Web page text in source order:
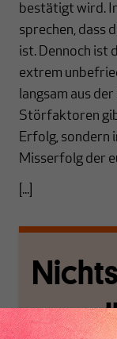
bestätigt wird.
sprechen, dass
ist. Dennoch ist
extrem
langsam aus
Störfaktoren
Erfolg, sondern
Misserfolg der
[...]
von